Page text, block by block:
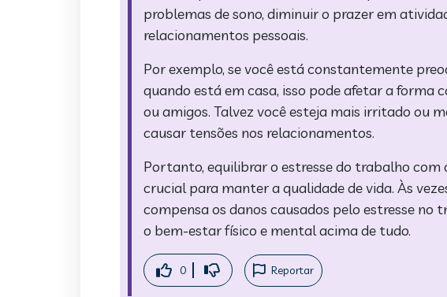
problemas de sono, diminuir o prazer em
relacionamentos pessoais.
Por exemplo, se você está constantemente
quando está em casa, isso pode afetar a forma
ou amigos. Talvez você esteja mais irritado ou
causar tensões nos relacionamentos.
Portanto, equilibrar o estresse do trabalho com
crucial para manter a qualidade de vida. Às
compensa os danos causados pelo estresse
o bem-estar físico e mental acima de tudo.
0 Reportar